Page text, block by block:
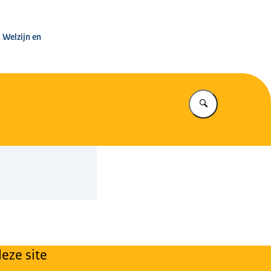
en
Vul in wat u
site